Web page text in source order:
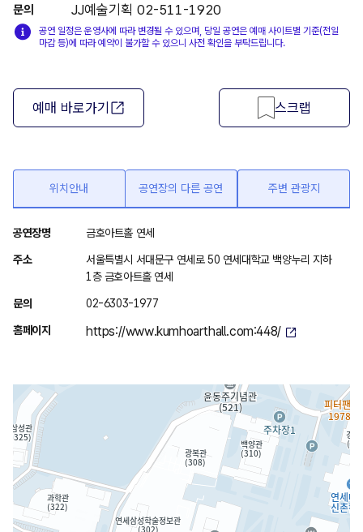
문의 JJ예술기획 02-511-1920
공연 일정은 운영사에 따라 변경될 수 있으며, 당일 공연은 예매 사이트별 기준(전일
마감 등)에 따라 예약이 불가할 수 있으니 사전 확인을 부탁드립니다.
예매 바로가기 스크랩
위치안내 공연장의 다른 공연 주변 관광지
위
치
내
공연장명 금호아트홀 연세
주소
서울특별시 서대문구 연세로 50 연세대학교 백양누리 지하
1층 금호아트홀 연세
문의 02-6303-1977
홈페이지 https://www.kumhoarthall.com:448/